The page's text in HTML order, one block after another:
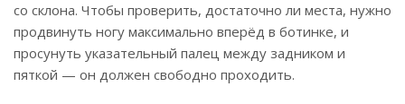
со склона. Чтобы проверить, достаточно ли места, нужно
продвинуть ногу максимально вперёд в ботинке, и
просунуть указательный палец между задником и
пяткой — он должен свободно проходить.